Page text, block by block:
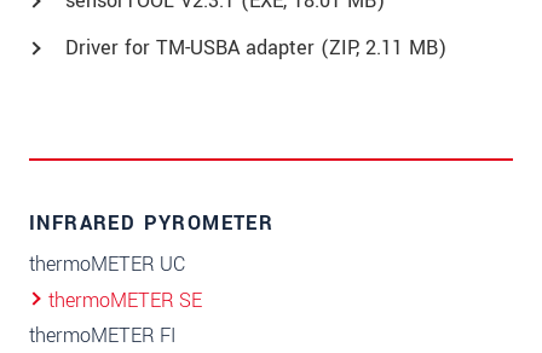
Driver for TM-USBA adapter (ZIP, 2.11 MB)
INFRARED PYROMETER
thermoMETER UC
thermoMETER SE
thermoMETER FI